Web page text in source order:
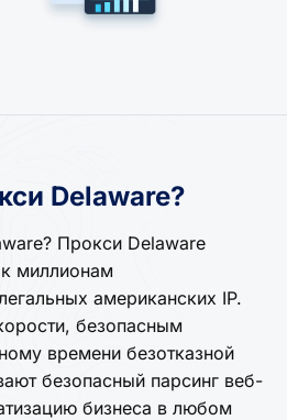
Delaware?
Прокси Delaware
миллионам
американских IP.
безопасным
времени безотказной
безопасный парсинг веб-
бизнеса в любом